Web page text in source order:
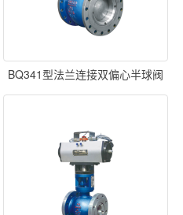
BQ341型法兰连接双偏心半球阀